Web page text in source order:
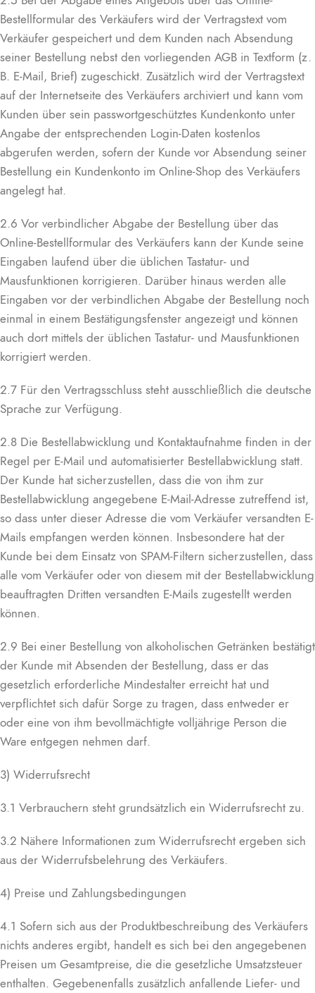
Bestellformular des Verkäufers wird der Vertragstext vom
Verkäufer gespeichert und dem Kunden nach Absendung
seiner Bestellung nebst den vorliegenden AGB in Textform (z.
B. E-Mail, Brief) zugeschickt. Zusätzlich wird der Vertragstext
auf der Internetseite des Verkäufers archiviert und kann vom
Kunden über sein passwortgeschütztes Kundenkonto unter
Angabe der entsprechenden Login-Daten kostenlos
abgerufen werden, sofern der Kunde vor Absendung seiner
Bestellung ein Kundenkonto im Online-Shop des Verkäufers
angelegt hat.
2.6 Vor verbindlicher Abgabe der Bestellung über das
Online-Bestellformular des Verkäufers kann der Kunde seine
Eingaben laufend über die üblichen Tastatur- und
Mausfunktionen korrigieren. Darüber hinaus werden alle
Eingaben vor der verbindlichen Abgabe der Bestellung noch
einmal in einem Bestätigungsfenster angezeigt und können
auch dort mittels der üblichen Tastatur- und Mausfunktionen
korrigiert werden.
2.7 Für den Vertragsschluss steht ausschließlich die deutsche
Sprache zur Verfügung.
2.8 Die Bestellabwicklung und Kontaktaufnahme finden in der
Regel per E-Mail und automatisierter Bestellabwicklung statt.
Der Kunde hat sicherzustellen, dass die von ihm zur
Bestellabwicklung angegebene E-Mail-Adresse zutreffend ist,
so dass unter dieser Adresse die vom Verkäufer versandten E-
Mails empfangen werden können. Insbesondere hat der
Kunde bei dem Einsatz von SPAM-Filtern sicherzustellen, dass
alle vom Verkäufer oder von diesem mit der Bestellabwicklung
beauftragten Dritten versandten E-Mails zugestellt werden
können.
2.9 Bei einer Bestellung von alkoholischen Getränken bestätigt
der Kunde mit Absenden der Bestellung, dass er das
gesetzlich erforderliche Mindestalter erreicht hat und
verpflichtet sich dafür Sorge zu tragen, dass entweder er
oder eine von ihm bevollmächtigte volljährige Person die
Ware entgegen nehmen darf.
3) Widerrufsrecht
3.1 Verbrauchern steht grundsätzlich ein Widerrufsrecht zu.
3.2 Nähere Informationen zum Widerrufsrecht ergeben sich
aus der Widerrufsbelehrung des Verkäufers.
4) Preise und Zahlungsbedingungen
4.1 Sofern sich aus der Produktbeschreibung des Verkäufers
nichts anderes ergibt, handelt es sich bei den angegebenen
Preisen um Gesamtpreise, die die gesetzliche Umsatzsteuer
enthalten. Gegebenenfalls zusätzlich anfallende Liefer- und